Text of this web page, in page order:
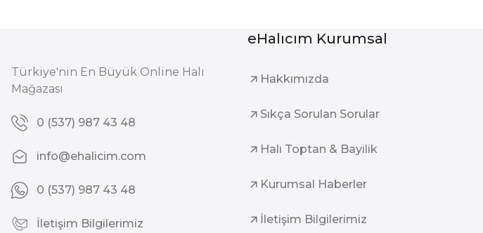
Türkiye'nin En Büyük Online Halı
Mağazası
0 (537) 987 43 48
info@ehalicim.com
0 (537) 987 43 48
İletişim Bilgilerimiz
eHalıcım Kurumsal
Hakkımızda
Sıkça Sorulan Sorular
Halı Toptan & Bayilik
Kurumsal Haberler
İletişim Bilgilerimiz